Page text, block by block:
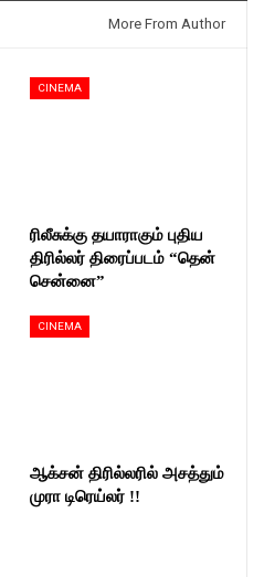
More From Author
CINEMA
ரிலீசுக்கு தயாராகும் புதிய
திரில்லர் திரைப்படம் “தென்
சென்னை”
CINEMA
ஆக்சன் திரில்லரில் அசத்தும்
முரா டிரெய்லர் !!